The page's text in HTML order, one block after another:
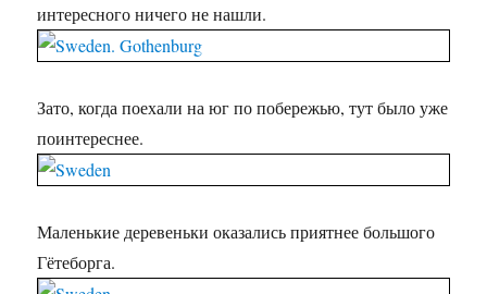
интересного ничего не нашли.
Зато, когда поехали на юг по побережью, тут было уже
поинтереснее.
Маленькие деревеньки оказались приятнее большого
Гётеборга.